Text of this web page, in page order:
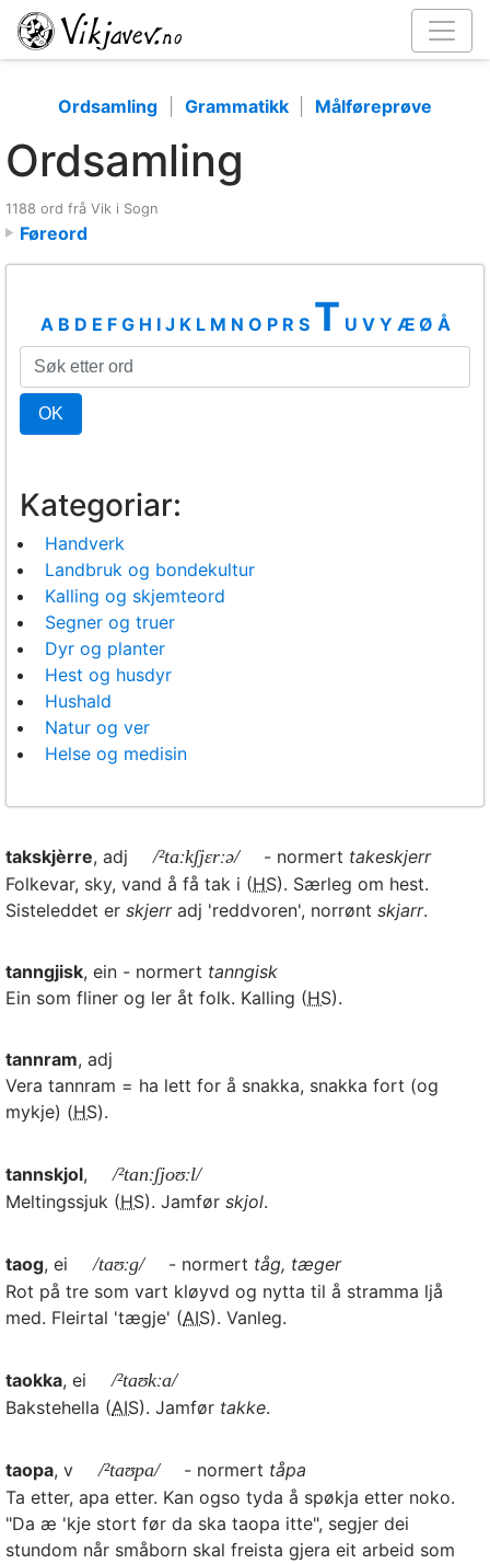
Ordsamling Grammatikk Målføreprøve
Ordsamling
1188 ord frå Vik i Sogn
Føreord
A B D E F G H I J K L M N O P R S T U V Y Æ Ø Å
Kategoriar:
Handverk
Landbruk og bondekultur
Kalling og skjemteord
Segner og truer
Dyr og planter
Hest og husdyr
Hushald
Natur og ver
Helse og medisin
takskjèrre, adj /²taːkʃjɛrːə/ - normert takeskjerr
Folkevar, sky, vand å få tak i (HS). Særleg om hest.
Sisteleddet er skjerradj 'reddvoren', norrønt skjarr.
tanngjisk, ein - normert tanngisk
Ein som fliner og ler åt folk. Kalling (HS).
tannram, adj
Vera tannram = ha lett for å snakka, snakka fort (og
mykje) (HS).
tannskjol,
/²tanːʃjoʊːl/
Meltingssjuk (HS). Jamfør skjol.
taog, ei /taʊːg/ - normert tåg, tæger
Rot på tre som vart kløyvd og nytta til å stramma ljå
med. Fleirtal 'tægje' (AIS). Vanleg.
taokka, ei
/²taʊkːa/
Bakstehella (AIS). Jamfør takke.
taopa, v /²taʊpa/ - normert tåpa
Ta etter, apa etter. Kan ogso tyda å spøkja etter noko.
"Da æ 'kje stort før da ska taopa itte", segjer dei
stundom når småborn skal freista gjera eit arbeid som